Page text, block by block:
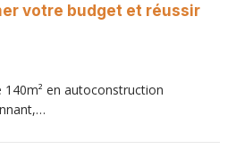
votre budget et réussir
en autoconstruction